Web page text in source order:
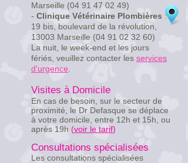
Marseille (04 91 47 02 49)
- Clinique Vétérinaire Plombières :
19 bis, boulevard de la révolution,
13003 Marseille (04 91 02 32 60)
La nuit, le week-end et les jours
fériés, veuillez contacter les services
d'urgence
Visites à Domicile
En cas de besoin, sur le secteur de
proximité, le Dr Defasque se déplace
à votre domicile, entre 12h et 15h, ou
après 19h (voir le tarif)
Consultations spécialisées
Les consultations spécialisées